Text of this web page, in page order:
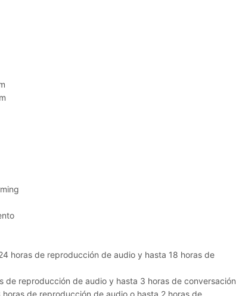
horas de reproducción de audio y hasta 18 horas de
de reproducción de audio y hasta 3 horas de conversación
de reproducción de audio o hasta 2 horas de